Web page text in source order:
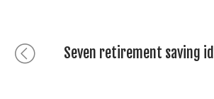
Bericht
Previous
Seven retirement saving